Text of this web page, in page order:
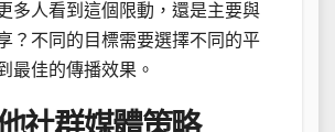
多人看到這個限動，還是主要與
？不同的目標需要選擇不同的平
最佳的傳播效果。